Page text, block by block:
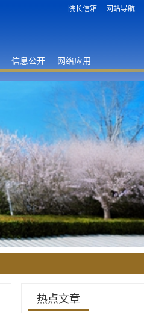
院长信箱 网站导航
信息公开 网络应用
热点文章